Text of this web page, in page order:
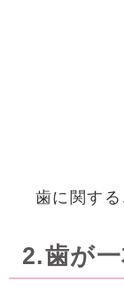
歯に関する
2.歯が